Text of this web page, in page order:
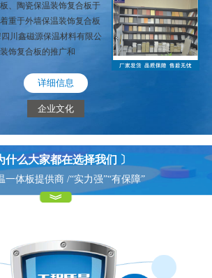
、陶瓷保温装饰复合板于
重于外墙保温装饰复合板
川鑫磁源保温材料有限公
饰复合板的推广和
详细信息
企业文化
什么大家都在选择我们 〕
一体板提供商 /“实力强”“有保障”